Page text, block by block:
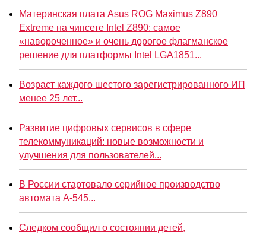
Материнская плата Asus ROG Maximus Z890
Extreme на чипсете Intel Z890: самое
«навороченное» и очень дорогое флагманское
решение для платформы Intel LGA1851...
Возраст каждого шестого зарегистрированного ИП
менее 25 лет...
Развитие цифровых сервисов в сфере
телекоммуникаций: новые возможности и
улучшения для пользователей...
В России стартовало серийное производство
автомата А-545...
Следком сообщил о состоянии детей,